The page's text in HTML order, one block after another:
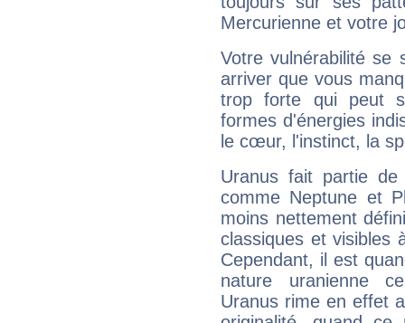
Mercurienne et votre
Votre vulnérabilité se
arriver que vous
trop forte qui peut
formes d'énergies
le cœur, l'instinct, la
Uranus fait partie
comme Neptune et
moins nettement
classiques et visibles
Cependant, il est
nature uranienne
Uranus rime en effet